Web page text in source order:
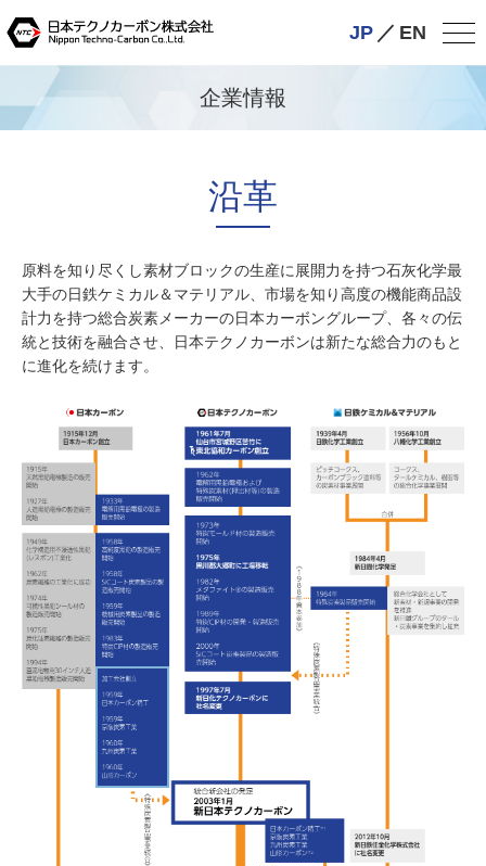
JP ／ EN
企業情報
沿革
原料を知り尽くし素材ブロックの生産に展開力を持つ石灰化学最
大手の日鉄ケミカル＆マテリアル、市場を知り高度の機能商品設
計力を持つ総合炭素メーカーの日本カーボングループ、各々の伝
統と技術を融合させ、日本テクノカーボンは新たな総合力のもと
に進化を続けます。